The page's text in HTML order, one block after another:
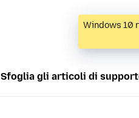
Windows 10
Sfoglia gli articoli di